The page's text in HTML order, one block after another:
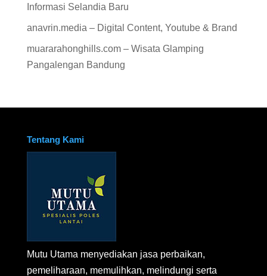
Informasi Selandia Baru
anavrin.media – Digital Content, Youtube & Brand
muararahonghills.com – Wisata Glamping
Pangalengan Bandung
Tentang Kami
Mutu Utama menyediakan jasa perbaikan,
pemeliharaan, memulihkan, melindungi serta